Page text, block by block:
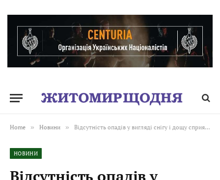
Home » Новини » Відсутність опадів у вигляді снігу і дощу сприяє росту статистики пожеж в екосистемах області
НОВИНИ
Відсутність опадів у